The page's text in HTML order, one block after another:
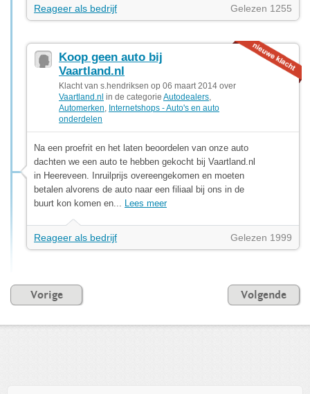
Reageer als bedrijf Gelezen 1255
Koop geen auto bij
Vaartland.nl
Klacht van s.hendriksen op 06 maart 2014 over
Vaartland.nl in de categorie Autodealers
Automerken Internetshops - Auto's en auto
onderdelen
Na een proefrit en het laten beoordelen van onze auto
dachten we een auto te hebben gekocht bij Vaartland.nl
in Heereveen. Inruilprijs overeengekomen en moeten
betalen alvorens de auto naar een filiaal bij ons in de
buurt kon komen en... Lees meer
Reageer als bedrijf Gelezen 1999
Vorige Volgende